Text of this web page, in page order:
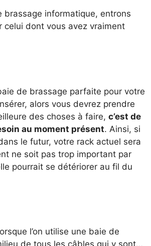
brassage informatique, entrons
dont vous avez vraiment
de brassage parfaite pour votre
alors vous devrez prendre
des choses à faire, c’est de
au moment présent. Ainsi, si
le futur, votre rack actuel sera
ne soit pas trop important par
pourrait se détériorer au fil du
l’on utilise une baie de